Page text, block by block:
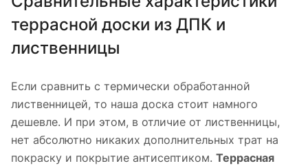
террасной доски из ДПК и
лиственницы
Если сравнить с термически обработанной
лиственницей, то наша доска стоит намного
дешевле. И при этом, в отличие от лиственницы,
нет абсолютно никаких дополнительных трат на
покраску и покрытие антисептиком. Террасная